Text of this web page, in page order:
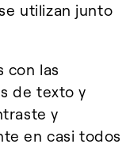
utilizan junto
con las
de texto y
y
en casi todos